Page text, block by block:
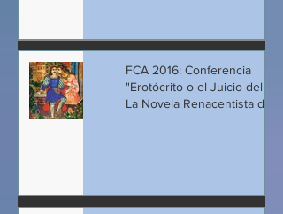
FCA 2016: Conferencia
"Erotócrito o el Juicio del
La Novela Renacentista de